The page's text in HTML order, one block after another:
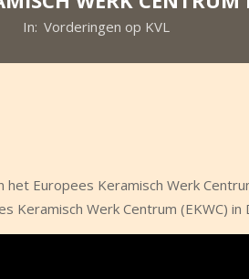
In: Vorderingen op KVL
Europees Keramisch Werk
Werk Centrum (EKWC) in